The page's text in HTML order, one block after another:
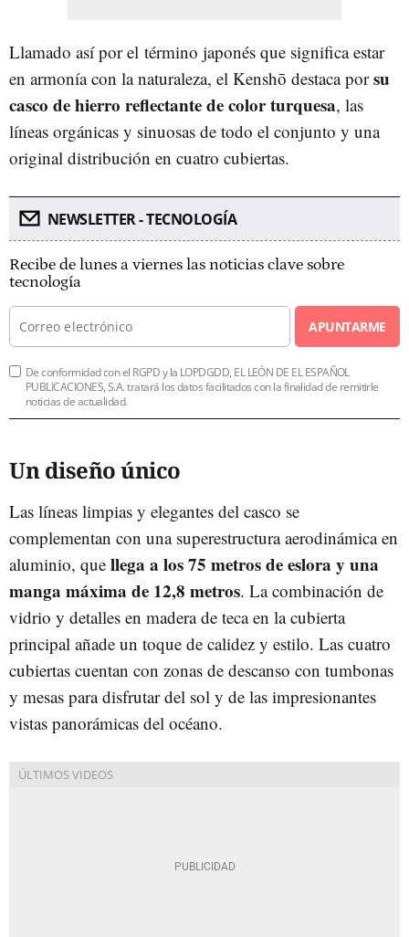
Llamado así por el término japonés que significa estar
en armonía con la naturaleza, el Kenshō destaca porsu
casco de hierro reflectante de color turquesa, las
líneas orgánicas y sinuosas de todo el conjunto y una
original distribución en cuatro cubiertas.
NEWSLETTER - TECNOLOGÍA
Recibe de lunes a viernes las noticias clave sobre
tecnología
APUNTARME
De conformidad con el RGPD y la LOPDGDD, EL LEÓN DE EL ESPAÑOL
PUBLICACIONES, S.A. tratará los datos facilitados con la finalidad de remitirle
noticias de actualidad.
Un diseño único
Las líneas limpias y elegantes del casco se
complementan con una superestructura aerodinámica en
aluminio, que llega a los 75 metros de eslora y una
manga máxima de 12,8 metros. La combinación de
vidrio y detalles en madera de teca en la cubierta
principal añade un toque de calidez y estilo. Las cuatro
cubiertas cuentan con zonas de descanso con tumbonas
y mesas para disfrutar del sol y de las impresionantes
vistas panorámicas del océano.